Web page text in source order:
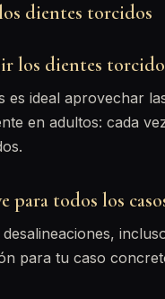
dientes torcidos
los dientes
es ideal aprovechar
en adultos: cada
para todos los
para tu caso